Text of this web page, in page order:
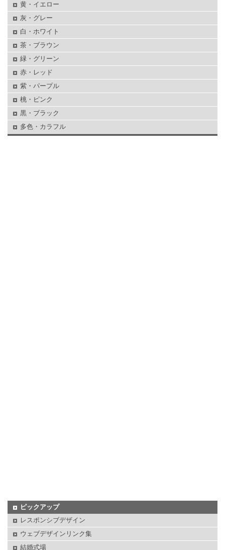
黄・イエロー
灰・グレー
白・ホワイト
茶・ブラウン
緑・グリーン
赤・レッド
紫・パープル
桃・ピンク
黒・ブラック
多色・カラフル
ピックアップ
レスポンシブデザイン
ウェブデザインリンク集
結婚式場